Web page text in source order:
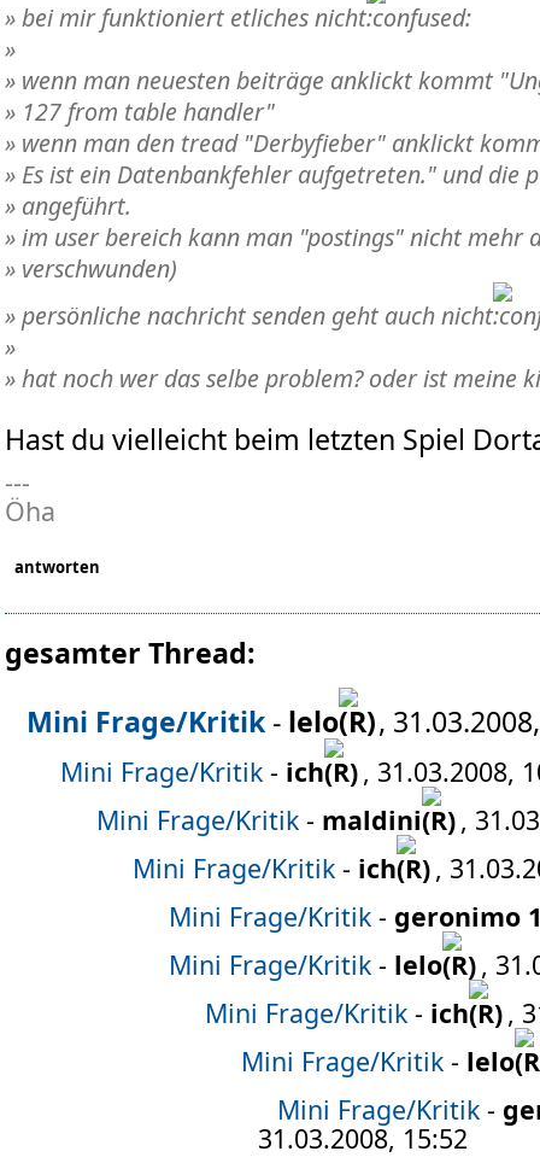
» bei mir funktioniert etliches nicht
»
» wenn man neuesten beiträge anklickt kommt
» 127 from table handler"
» wenn man den tread "Derbyfieber" anklickt
» Es ist ein Datenbankfehler aufgetreten." und die
» angeführt.
» im user bereich kann man "postings" nicht mehr
» verschwunden)
» persönliche nachricht senden geht auch nicht
»
» hat noch wer das selbe problem? oder ist meine
Hast du vielleicht beim letzten Spiel
---
Öha
antworten
gesamter Thread:
Mini Frage/Kritik- lelo ,
Mini Frage/Kritik - ich
, 31.03.2008,
Mini Frage/Kritik - maldini
,
Mini Frage/Kritik - ich
,
Mini Frage/Kritik - geronimo
Mini Frage/Kritik - lelo
,
Mini Frage/Kritik - ich
,
Mini Frage/Kritik - lelo
Mini Frage/Kritik -
31.03.2008, 15:52